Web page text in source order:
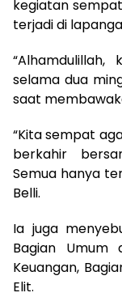
kegiatan
terjadi di
selama dua
saat
“Kita sempat
berkahir
Semua hanya
Belli.
Ia juga
Bagian Umum
Keuangan,
Elit.